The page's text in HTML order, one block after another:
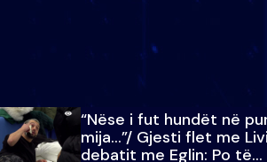
“Nëse i fut hundët në
mija…”/ Gjesti flet me
debatit me Eglin: Po të